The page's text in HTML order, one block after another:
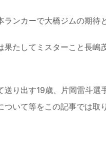
ンカーで大橋ジムの期待
たしてミスターこと長嶋
り出す19歳、片岡雷斗選
いて等をこの記事では取